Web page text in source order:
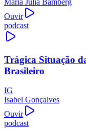
Maria Júlia Bamberg
Ouvir
podcast
Trágica Situação
Brasileiro
IG
Isabel Gonçalves
Ouvir
podcast